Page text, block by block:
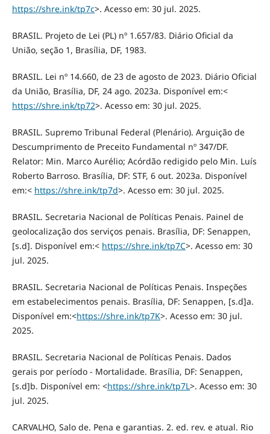
https://shre.ink/tp7c>. Acesso em: 30 jul. 2025.
BRASIL. Projeto de Lei (PL) nº 1.657/83. Diário Oficial da
União, seção 1, Brasília, DF, 1983.
BRASIL. Lei nº 14.660, de 23 de agosto de 2023. Diário Oficial
da União, Brasília, DF, 24 ago. 2023a. Disponível em:<
https://shre.ink/tp72>. Acesso em: 30 jul. 2025.
BRASIL. Supremo Tribunal Federal (Plenário). Arguição de
Descumprimento de Preceito Fundamental nº 347/DF.
Relator: Min. Marco Aurélio; Acórdão redigido pelo Min. Luís
Roberto Barroso. Brasília, DF: STF, 6 out. 2023a. Disponível
em:< https://shre.ink/tp7d>. Acesso em: 30 jul. 2025.
BRASIL. Secretaria Nacional de Políticas Penais. Painel de
geolocalização dos serviços penais. Brasília, DF: Senappen,
[s.d]. Disponível em:< https://shre.ink/tp7C>. Acesso em: 30
jul. 2025.
BRASIL. Secretaria Nacional de Políticas Penais. Inspeções
em estabelecimentos penais. Brasília, DF: Senappen, [s.d]a.
Disponível em:<https://shre.ink/tp7K>. Acesso em: 30 jul.
2025.
BRASIL. Secretaria Nacional de Políticas Penais. Dados
gerais por período - Mortalidade. Brasília, DF: Senappen,
[s.d]b. Disponível em: <https://shre.ink/tp7L>. Acesso em: 30
jul. 2025.
CARVALHO, Salo de. Pena e garantias. 2. ed. rev. e atual. Rio